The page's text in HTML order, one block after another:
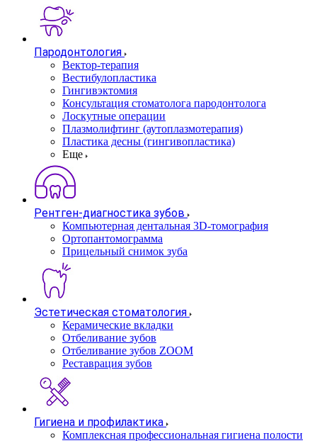
Пародонтология
Вектор-терапия
Вестибулопластика
Гингивэктомия
Консультация стоматолога пародонтолога
Лоскутные операции
Плазмолифтинг (аутоплазмотерапия)
Пластика десны (гингивопластика)
Еще
Рентген-диагностика зубов
Компьютерная дентальная 3D-томография
Ортопантомограмма
Прицельный снимок зуба
Эстетическая стоматология
Керамические вкладки
Отбеливание зубов
Отбеливание зубов ZOOM
Реставрация зубов
Гигиена и профилактика
Комплексная профессиональная гигиена полости